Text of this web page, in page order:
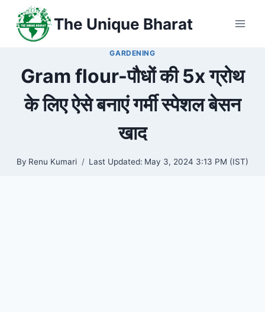
content
The Unique Bharat
GARDENING
Gram flour-पौधों की 5x ग्रोथ
के लिए ऐसे बनाएं गर्मी स्पेशल बेसन
खाद
By Renu Kumari Last Updated: May 3, 2024 3:13 PM (IST)